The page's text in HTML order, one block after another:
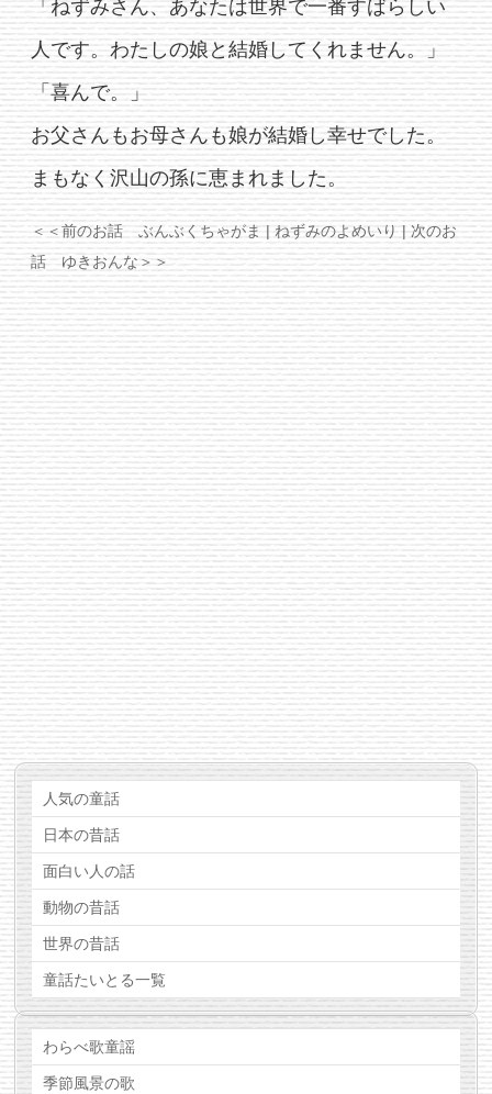
「ねずみさん、あなたは世界で一番すばらしい
人です。わたしの娘と結婚してくれません。」
「喜んで。」
お父さんもお母さんも娘が結婚し幸せでした。
まもなく沢山の孫に恵まれました。
＜＜前のお話 ぶんぶくちゃがま | ねずみのよめいり |次のお
話 ゆきおんな＞＞
人気の童話
日本の昔話
面白い人の話
動物の昔話
世界の昔話
童話たいとる一覧
わらべ歌童謡
季節風景の歌